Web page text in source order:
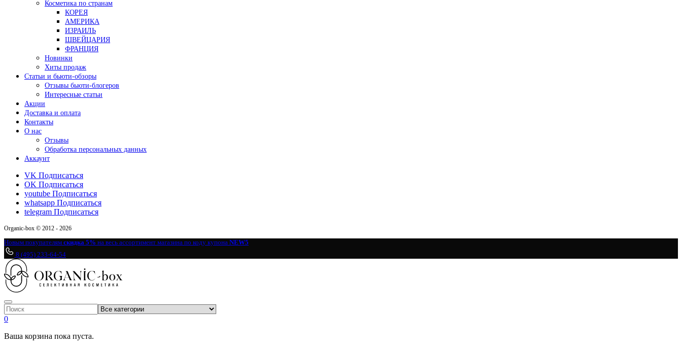
Косметика по странам
КОРЕЯ
АМЕРИКА
ИЗРАИЛЬ
ШВЕЙЦАРИЯ
ФРАНЦИЯ
Новинки
Хиты продаж
Статьи и бьюти-обзоры
Отзывы бьюти-блогеров
Интересные статьи
Акции
Доставка и оплата
Контакты
О нас
Отзывы
Обработка персональных данных
Аккаунт
VK Подписаться
OK Подписаться
youtube Подписаться
whatsapp Подписаться
telegram Подписаться
Organic-box © 2012 - 2026
Новым покупателям скидка 5% на весь ассортимент магазина по коду купона NEW5
8 (495) 233-64-54
0
Ваша корзина пока пуста.